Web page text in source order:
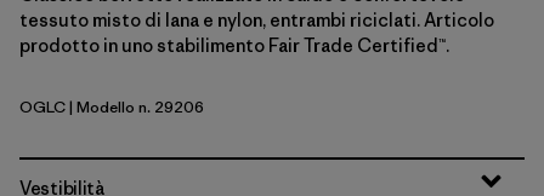
tessuto misto di lana e nylon, entrambi riciclati. Articolo
prodotto in uno stabilimento Fair Trade Certified™.
OG Legacy Label: Crisp Grey
OGLC| Modello n. 29206
Vestibilità